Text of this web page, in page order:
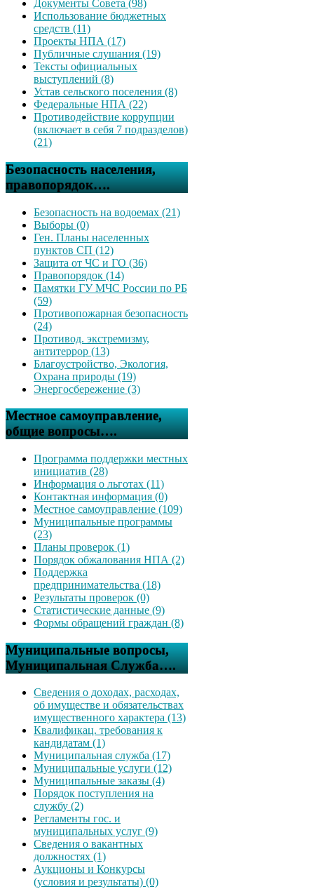
Документы Совета (98)
Использование бюджетных
средств (11)
Проекты НПА (17)
Публичные слушания (19)
Тексты официальных
выступлений (8)
Устав сельского поселения (8)
Федеральные НПА (22)
Противодействие коррупции
(включает в себя 7 подразделов)
(21)
Безопасность населения,
правопорядок….
Безопасность на водоемах (21)
Выборы (0)
Ген. Планы населенных
пунктов СП (12)
Защита от ЧС и ГО (36)
Правопорядок (14)
Памятки ГУ МЧС России по РБ
(59)
Противопожарная безопасность
(24)
Противод. экстремизму,
антитеррор (13)
Благоустройство, Экология,
Охрана природы (19)
Энергосбережение (3)
Местное самоуправление,
общие вопросы….
Программа поддержки местных
инициатив (28)
Информация о льготах (11)
Контактная информация (0)
Местное самоуправление (109)
Муниципальные программы
(23)
Планы проверок (1)
Порядок обжалования НПА (2)
Поддержка
предпринимательства (18)
Результаты проверок (0)
Статистические данные (9)
Формы обращений граждан (8)
Муниципальные вопросы,
Муниципальная Служба….
Сведения о доходах, расходах,
об имуществе и обязательствах
имущественного характера (13)
Квалификац. требования к
кандидатам (1)
Муниципальная служба (17)
Муниципальные услуги (12)
Муниципальные заказы (4)
Порядок поступления на
службу (2)
Регламенты гос. и
муниципальных услуг (9)
Сведения о вакантных
должностях (1)
Аукционы и Конкурсы
(условия и результаты) (0)